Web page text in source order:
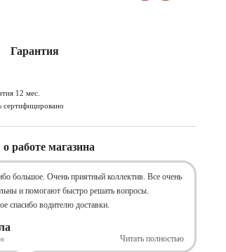
Гарантия
12 мес.
сертифицировано
работе магазина
большое. Очень приятный коллектив. Все очень
и помогают быстро решать вопросы.
спасибо водителю доставки.
Читать полностью